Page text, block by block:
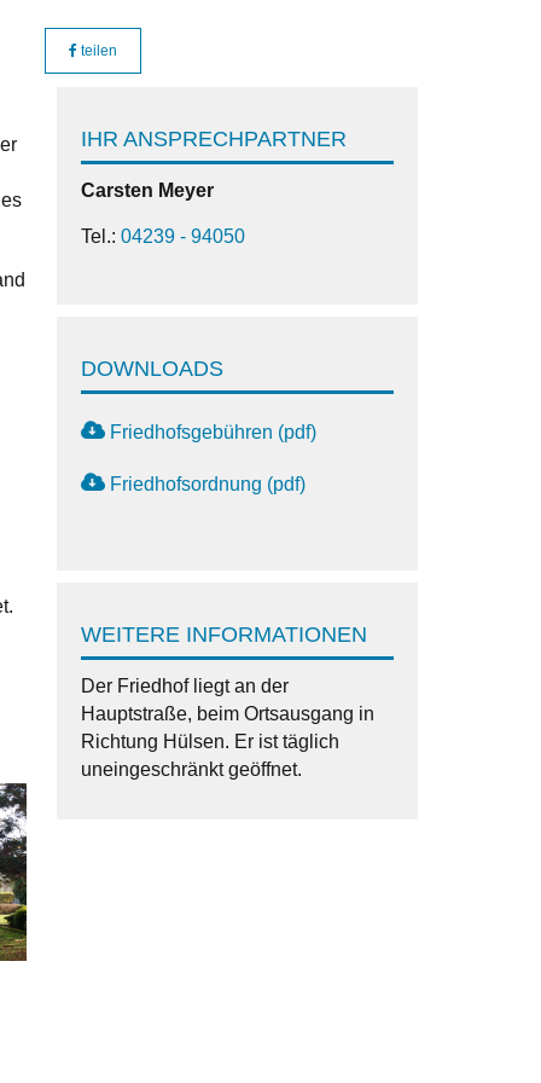
teilen
IHR ANSPRECHPARTNER
Carsten Meyer
Tel.: 04239 - 94050
DOWNLOADS
Friedhofsgebühren (pdf)
Friedhofsordnung (pdf)
WEITERE INFORMATIONEN
Der Friedhof liegt an der
Hauptstraße, beim Ortsausgang in
Richtung Hülsen. Er ist täglich
uneingeschränkt geöffnet.